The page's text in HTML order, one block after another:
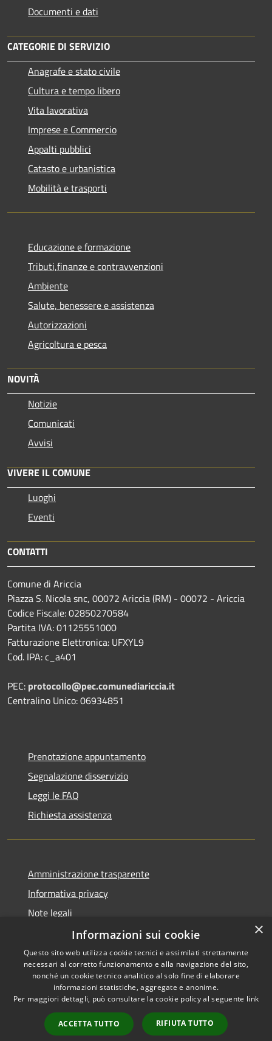
Documenti e dati
CATEGORIE DI SERVIZIO
Anagrafe e stato civile
Cultura e tempo libero
Vita lavorativa
Imprese e Commercio
Appalti pubblici
Catasto e urbanistica
Mobilità e trasporti
Educazione e formazione
Tributi,finanze e contravvenzioni
Ambiente
Salute, benessere e assistenza
Autorizzazioni
Agricoltura e pesca
NOVITÀ
Notizie
Comunicati
Avvisi
VIVERE IL COMUNE
Luoghi
Eventi
CONTATTI
Comune di Ariccia
Piazza S. Nicola snc, 00072 Ariccia (RM) - 00072 - Ariccia
Codice Fiscale: 02850270584
Partita IVA: 01125551000
Fatturazione Elettronica: UFXYL9
Cod. IPA: c_a401
PEC: protocollo@pec.comunediariccia.it
Centralino Unico: 06934851
Prenotazione appuntamento
Segnalazione disservizio
Leggi le FAQ
Richiesta assistenza
Amministrazione trasparente
Informativa privacy
Note legali
Dichiarazione di accessibilità
RSS
Accessibilità
Copyright © 2026 • Comune di
Municipium•
Accesso
redazione
×
Informazioni sui cookie
Questo sito web utilizza cookie tecnici e assimilati strettamente
necessari al corretto funzionamento e alla navigazione del sito,
nonché un cookie tecnico analitico al solo fine di elaborare
informazioni statistiche, aggregate e anonime.
Per maggiori dettagli, può consultare la cookie policy al seguente link
ACCETTA TUTTO RIFIUTA TUTTO